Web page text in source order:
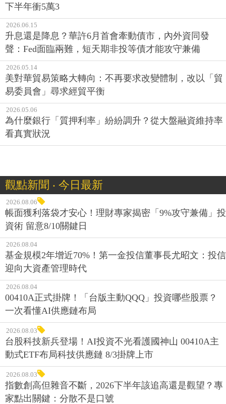
下半年衝5萬3
2026.06.15
升息還是降息？華許6月首會牽動債市，內外資同發
聲：Fed面臨兩難，短天期非投等債才能攻守兼備
2026.05.14
美對華貿易策略大轉向：不再要求改變體制，改以「貿
易委員會」尋求經貿平衡
2026.05.06
為什麼銀行「質押利率」紛紛調升？從大盤融資維持率
看真實狀況
觀點新聞 ‧ 今日最新
2026.08.06
帳面獲利落袋才安心！理財專家揭密「9%攻守兼備」投
資術 留意8/10關鍵日
2026.08.04
基金規模2年增近70%！第一金投信董事長尤昭文：投信
迎向大資產管理時代
2026.08.04
00410A正式掛牌！「台版主動QQQ」投資哪些股票？
一次看懂AI供應鏈布局
2026.08.03
台股科技新兵登場！AI投資不光看護國神山 00410A主
動式ETF布局科技供應鏈 8/3掛牌上市
2026.08.03
指數創高但雜音不斷，2026下半年該追高還是觀望？專
家點出關鍵：分散不是口號